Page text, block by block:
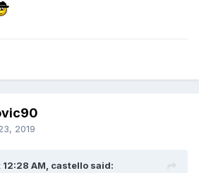
2019
AM, castello said: